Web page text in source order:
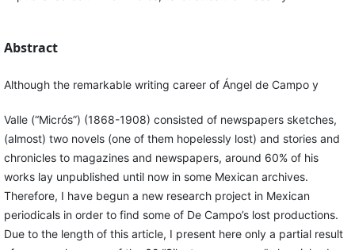
Abstract
Although the remarkable writing career of Ángel de Campo y
Valle (“Micrós”) (1868-1908) consisted of newspapers sketches,
(almost) two novels (one of them hopelessly lost) and stories and
chronicles to magazines and newspapers, around 60% of his
works lay unpublished until now in some Mexican archives.
Therefore, I have begun a new research project in Mexican
periodicals in order to find some of De Campo’s lost productions.
Due to the length of this article, I present here only a partial result